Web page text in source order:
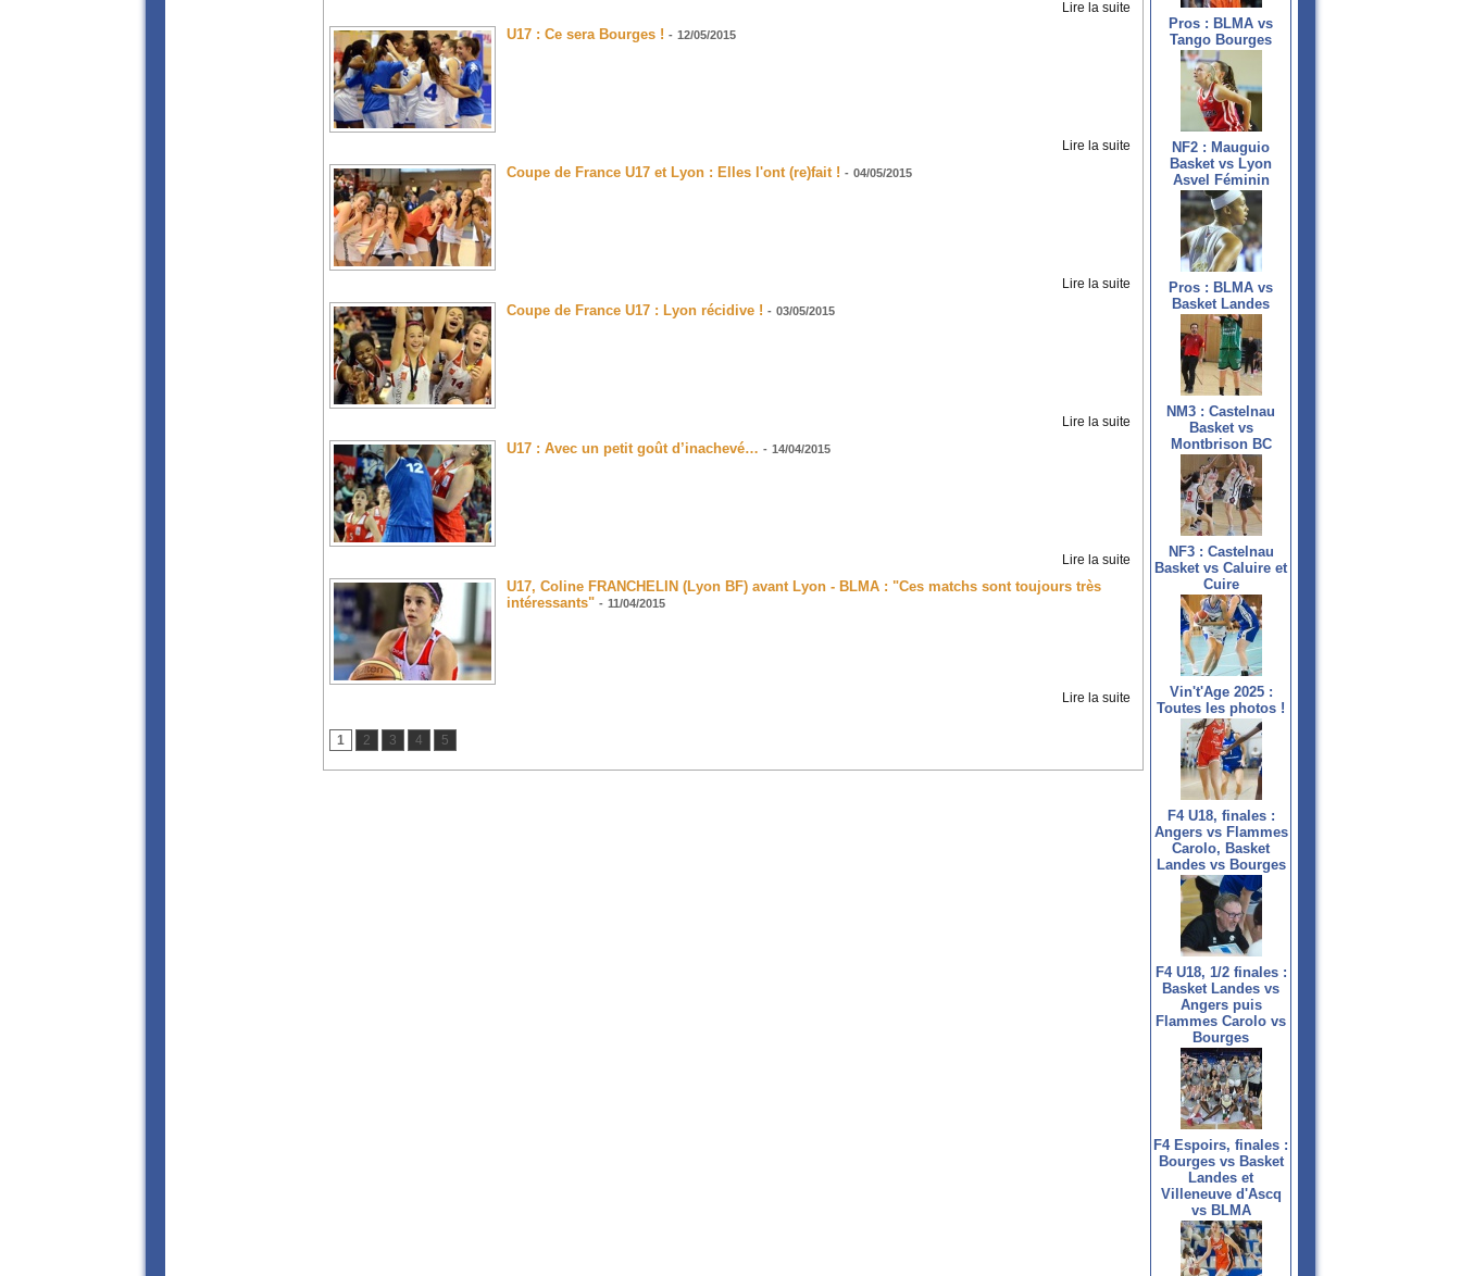
Lire la suite
U17 : Ce sera Bourges ! - 12/05/2015
Lire la suite
Coupe de France U17 et Lyon : Elles l'ont (re)fait ! - 04/05/2015
Lire la suite
Coupe de France U17 : Lyon récidive ! - 03/05/2015
Lire la suite
U17 : Avec un petit goût d’inachevé… - 14/04/2015
Lire la suite
U17, Coline FRANCHELIN (Lyon BF) avant Lyon - BLMA : "Ces matchs sont toujours très
intéressants" - 11/04/2015
Lire la suite
1 2 3 4 5
Pros : BLMA vs
Tango Bourges
NF2 : Mauguio
Basket vs Lyon
Asvel Féminin
Pros : BLMA vs
Basket Landes
NM3 : Castelnau
Basket vs
Montbrison BC
NF3 : Castelnau
Basket vs Caluire et
Cuire
Vin't'Age 2025 :
Toutes les photos !
F4 U18, finales :
Angers vs Flammes
Carolo, Basket
Landes vs Bourges
F4 U18, 1/2 finales :
Basket Landes vs
Angers puis
Flammes Carolo vs
Bourges
F4 Espoirs, finales :
Bourges vs Basket
Landes et
Villeneuve d'Ascq
vs BLMA